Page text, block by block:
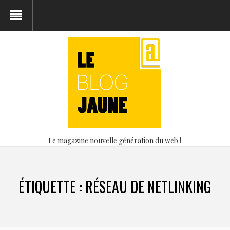
Le magazine nouvelle génération du web !
ÉTIQUETTE : RÉSEAU DE NETLINKING